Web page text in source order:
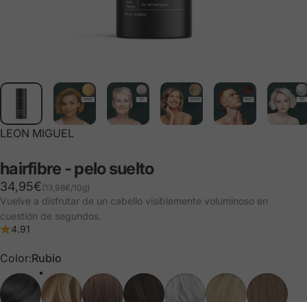
LEON MIGUEL
hairfibre -pelosuelto
34,95€
Precio base
(13,98€/
por 10g)
Vuelve a disfrutar de un cabello visiblemente voluminoso en
cuestión de segundos.
4.91
Color
Color:Rubio